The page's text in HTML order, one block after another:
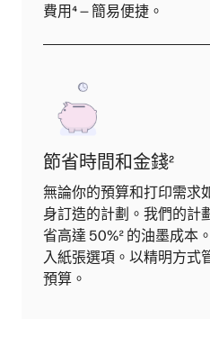
費用⁴— 簡易便捷。
節省時間和金錢²
無論你的預算和打印需求
身訂造的計劃。我們的計
省高達 50%² 的油墨成本
入紙張選項。以精明方式
預算。